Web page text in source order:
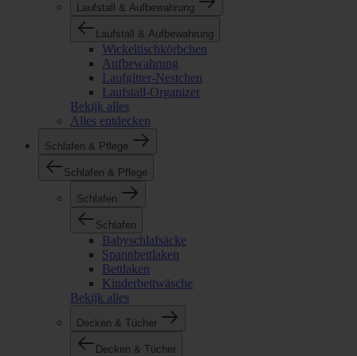
Laufstall & Aufbewahrung
Laufstall & Aufbewahrung
Wickeltischkörbchen
Aufbewahrung
Laufgitter-Nestchen
Laufstall-Organizer
Bekijk alles
Alles entdecken
Schlafen & Pflege
Schlafen & Pflege
Schlafen
Schlafen
Babyschlafsäcke
Spannbettlaken
Bettlaken
Kinderbettwäsche
Bekijk alles
Decken & Tücher
Decken & Tücher